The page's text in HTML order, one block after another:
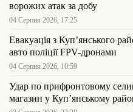
ворожих атак за добу
04 Серпня 2026, 17:25
Евакуація з Куп’янського
авто поліції FPV-дронами
04 Серпня 2026, 10:59
Удар по прифронтовому
магазин у Куп’янському